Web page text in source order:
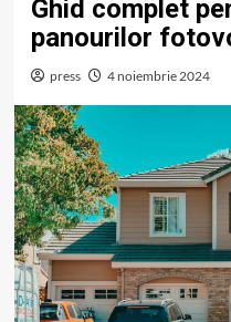
Ghid complet
panourilor
press 4 noiembrie 2024